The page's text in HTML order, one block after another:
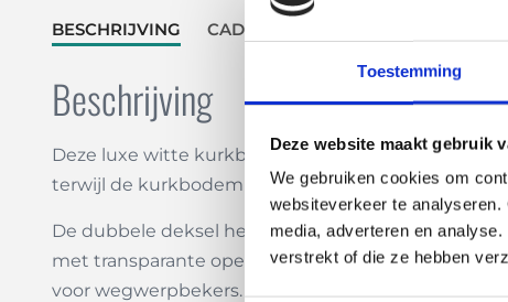
Toestemming
Deze website maakt gebruik
We gebruiken cookies om
websiteverkeer te
media, adverteren en
verstrekt of die ze hebben
BESCHRIJVING CADEAU
Beschrijving
Deze luxe witte kurkbeker is ontworpen voor
terwijl de kurkbodem zorgt voor een natuurlijke
De dubbele deksel helpt de temperatuur van
met transparante opener drink je gecontroleerd
voor wegwerpbekers.